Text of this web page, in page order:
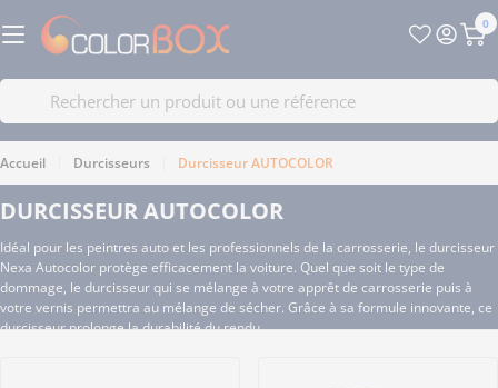
au
Recherche
0
Accueil Durcisseurs Durcisseur AUTOCOLOR
DURCISSEUR AUTOCOLOR
Idéal pour les peintres auto et les professionnels de la carrosserie, le durcisseur
Nexa Autocolor protège efficacement la voiture. Quel que soit le type de
dommage, le durcisseur qui se mélange à votre apprêt de carrosserie puis à
votre vernis permettra au mélange de sécher. Grâce à sa formule innovante, ce
durcisseur prolonge la durabilité du rendu.